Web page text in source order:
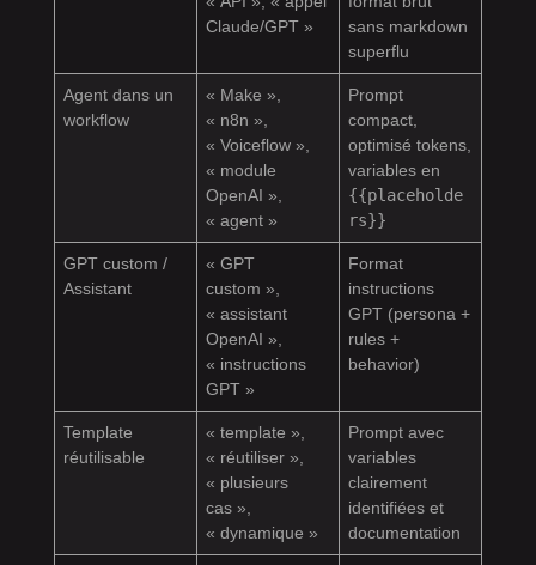
Claude/GPT »
sans markdown
superflu
Agent dans un
workflow
« Make »,
« n8n »,
« Voiceflow »,
« module
OpenAI »,
« agent »
Prompt
compact,
optimisé tokens,
variables en
{{placeholde
rs}}
GPT custom /
Assistant
« GPT
custom »,
« assistant
OpenAI »,
« instructions
GPT »
Format
instructions
GPT (persona +
rules +
behavior)
Template
réutilisable
« template »,
« réutiliser »,
« plusieurs
cas »,
« dynamique »
Prompt avec
variables
clairement
identifiées et
documentation